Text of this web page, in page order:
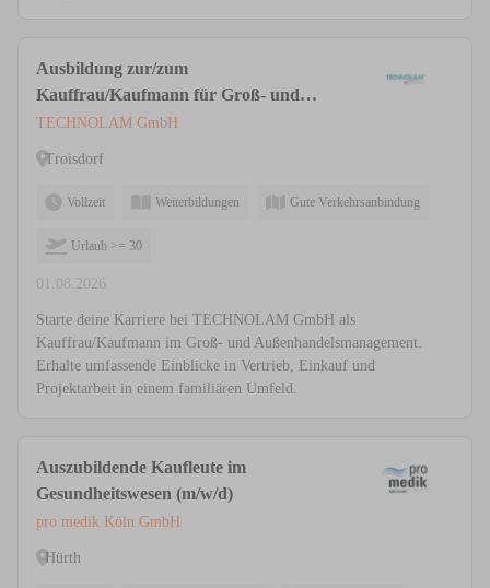
Ausbildung zur/zum
Kauffrau/Kaufmann für Groß- und
Außenhandelsmanagement (m/w/d)
TECHNOLAM GmbH
Troisdorf
Vollzeit Weiterbildungen Gute Verkehrsanbindung
Urlaub >= 30
01.08.2026
Starte deine Karriere bei TECHNOLAM GmbH als
Kauffrau/Kaufmann im Groß- und Außenhandelsmanagement.
Erhalte umfassende Einblicke in Vertrieb, Einkauf und
Projektarbeit in einem familiären Umfeld.
Auszubildende Kaufleute im
Gesundheitswesen (m/w/d)
pro medik Köln GmbH
Hürth